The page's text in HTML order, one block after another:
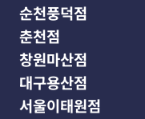
순천풍덕점
춘천점
창원마산점
대구용산점
서울이태원점